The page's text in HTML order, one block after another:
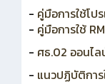
- คู่มือการใช้โป
- คู่มือการใช้
- ศธ.02 ออนไ
- แนวปฏิบัติกา